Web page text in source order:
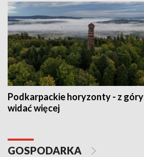
Podkarpackie horyzonty - z góry
widać więcej
GOSPODARKA